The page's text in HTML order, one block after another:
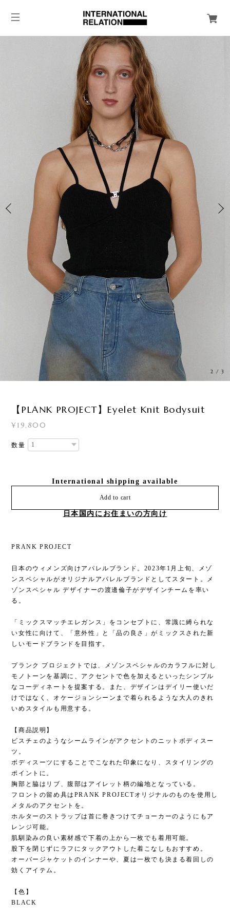
2 /3
【PLANK PROJECT】Eyelet Knit Bodysuit
¥19,800
数量
International shipping available
Add to cart
日本国内にお住まいの方向け
PRANK PROJECT
日本のウィメンズ向けアパレルブランド。2023年1月上旬、メゾ
ンスペシャルがオリジナルアパレルブランドとしてスタート。メ
ゾンスペシャル デザイナーの渡邊倫子がデザインチームを率い
る。
「ミックスマッチエレガンス」をコンセプトに、常識に縛られな
い女性に向けて、「意外性」と「品の良さ」がミックスされた新
しいモードブランドを目指す。
プランク プロジェクトでは、メゾンスペシャルのカラフルに対し
モノトーンを基調に、アクセントで色を加えるといったシンプル
なコーディネートを提案する。また、デザインはデイリー使いだ
けではなく、オケージョンシーンまで着られるような大人のきれ
いめスタイルも用意する。
【商品説明】
ビスチェのようなシームラインがアクセントのニットボディスー
ツ。
ボディスーツにすることでこなれた印象になり、スタイリングの
ポイントに。
胸部と脇はリブ、腹部はアイレット柄の編地となっている。
フロントの留め具はPRANK PROJECTオリジナルのものを使用し
メタルのアクセントを。
ホルターのストラップは首に巻きつけてチョーカーのようにもア
レンジ可能。
肌馴染みの良い素材感で下着の上から一枚でも着用可能。
股下を閉じずにラフにタックアウトした着こなしもおすすめ。
オーバージャケットのインナーや、夏は一枚でも決まる着回しの
効くアイテム。
【色】
BLACK